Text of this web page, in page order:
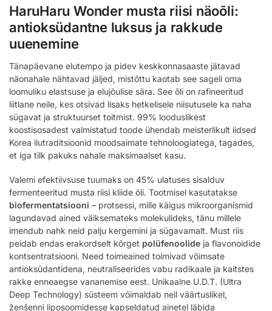
HaruHaru Wonder musta riisi näoõli:
antioksüdantne luksus ja rakkude
uuenemine
Tänapäevane elutempo ja pidev keskkonnasaaste jätavad
näonahale nähtavad jäljed, mistõttu kaotab see sageli oma
loomuliku elastsuse ja elujõulise sära. See õli on rafineeritud
liitlane neile, kes otsivad lisaks hetkelisele niisutusele ka naha
sügavat ja struktuurset toitmist. 99% looduslikest
koostisosadest valmistatud toode ühendab meisterlikult iidsed
Korea ilutraditsioonid moodsaimate tehnoloogiatega, tagades,
et iga tilk pakuks nahale maksimaalset kasu.
Valemi efektiivsuse tuumaks on 45% ulatuses sisalduv
fermenteeritud musta riisi kliide õli. Tootmisel kasutatakse
biofermentatsiooni – protsessi, mille käigus mikroorganismid
lagundavad ained väiksemateks molekulideks, tänu millele
imendub nahk neid palju kergemini ja sügavamalt. Must riis
peidab endas erakordselt kõrget polüfenoolide ja flavonoidide
kontsentratsiooni. Need toimeained toimivad võimsate
antioksüdantidena, neutraliseerides vabu radikaale ja kaitstes
rakke enneaegse vananemise eest. Unikaalne U.D.T. (Ultra
Deep Technology) süsteem võimaldab neil väärtuslikel,
ženšenni liposoomidesse kapseldatud ainetel läbida